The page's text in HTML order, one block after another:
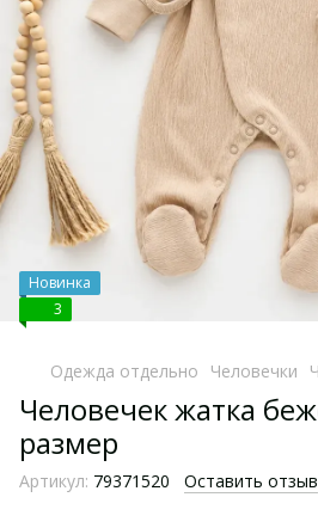
Новинка
3
Одежда отдельно Человечки
Человечек жатка
размер
Артикул: 79371520 Оставить отзыв